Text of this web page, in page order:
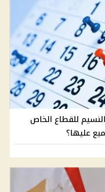
للقطاع الخاص
عليها؟